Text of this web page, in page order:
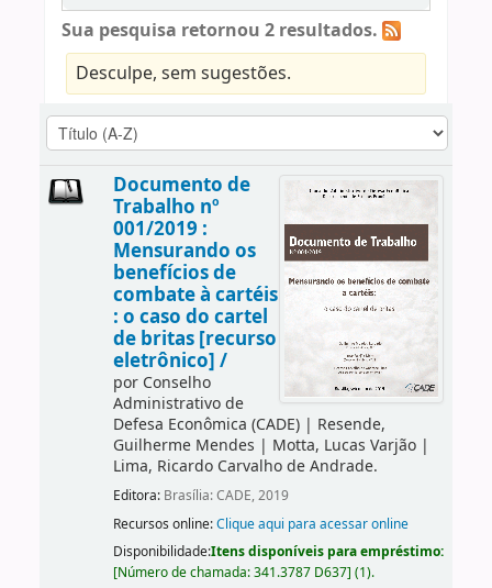
Sua pesquisa retornou 2 resultados.
Desculpe, sem sugestões.
Documento de
Trabalho nº
001/2019 :
Mensurando os
benefícios de
combate à cartéis
: o caso do cartel
de britas [recurso
eletrônico] /
por Conselho
Administrativo de
Defesa Econômica (CADE)| Resende,
Guilherme Mendes | Motta, Lucas Varjão|
Lima, Ricardo Carvalho de Andrade.
Editora: Brasília: CADE, 2019
Recursos online:Clique aqui para acessar online
Disponibilidade:Itens disponíveis para empréstimo:
[Número de chamada:341.3787 D637] (1).